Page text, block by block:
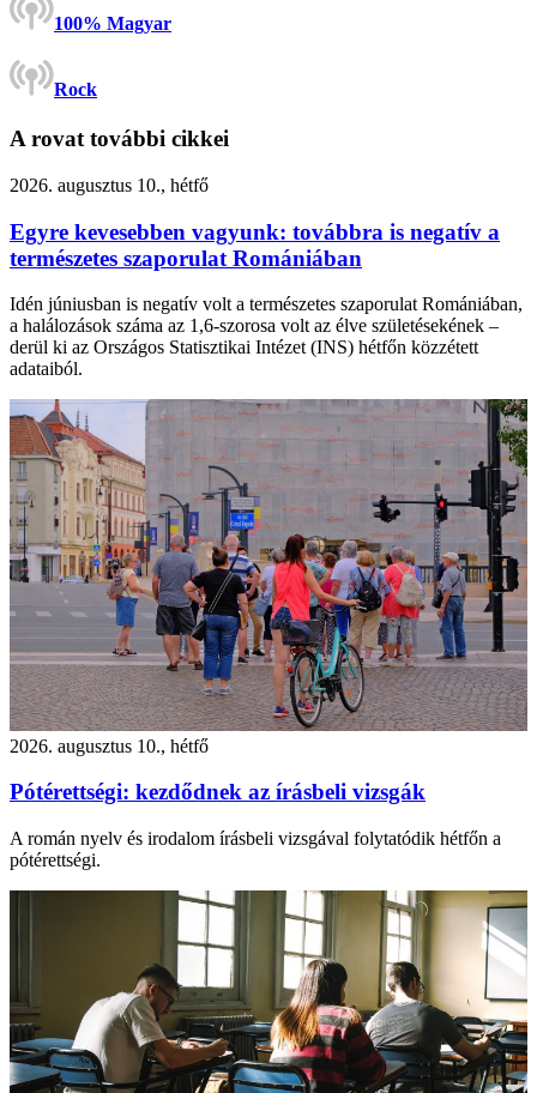
100% Magyar
Rock
A rovat további cikkei
2026. augusztus 10., hétfő
Egyre kevesebben vagyunk: továbbra is negatív a
természetes szaporulat Romániában
Idén júniusban is negatív volt a természetes szaporulat Romániában,
a halálozások száma az 1,6-szorosa volt az élve születésekének –
derül ki az Országos Statisztikai Intézet (INS) hétfőn közzétett
adataiból.
2026. augusztus 10., hétfő
Pótérettségi: kezdődnek az írásbeli vizsgák
A román nyelv és irodalom írásbeli vizsgával folytatódik hétfőn a
pótérettségi.